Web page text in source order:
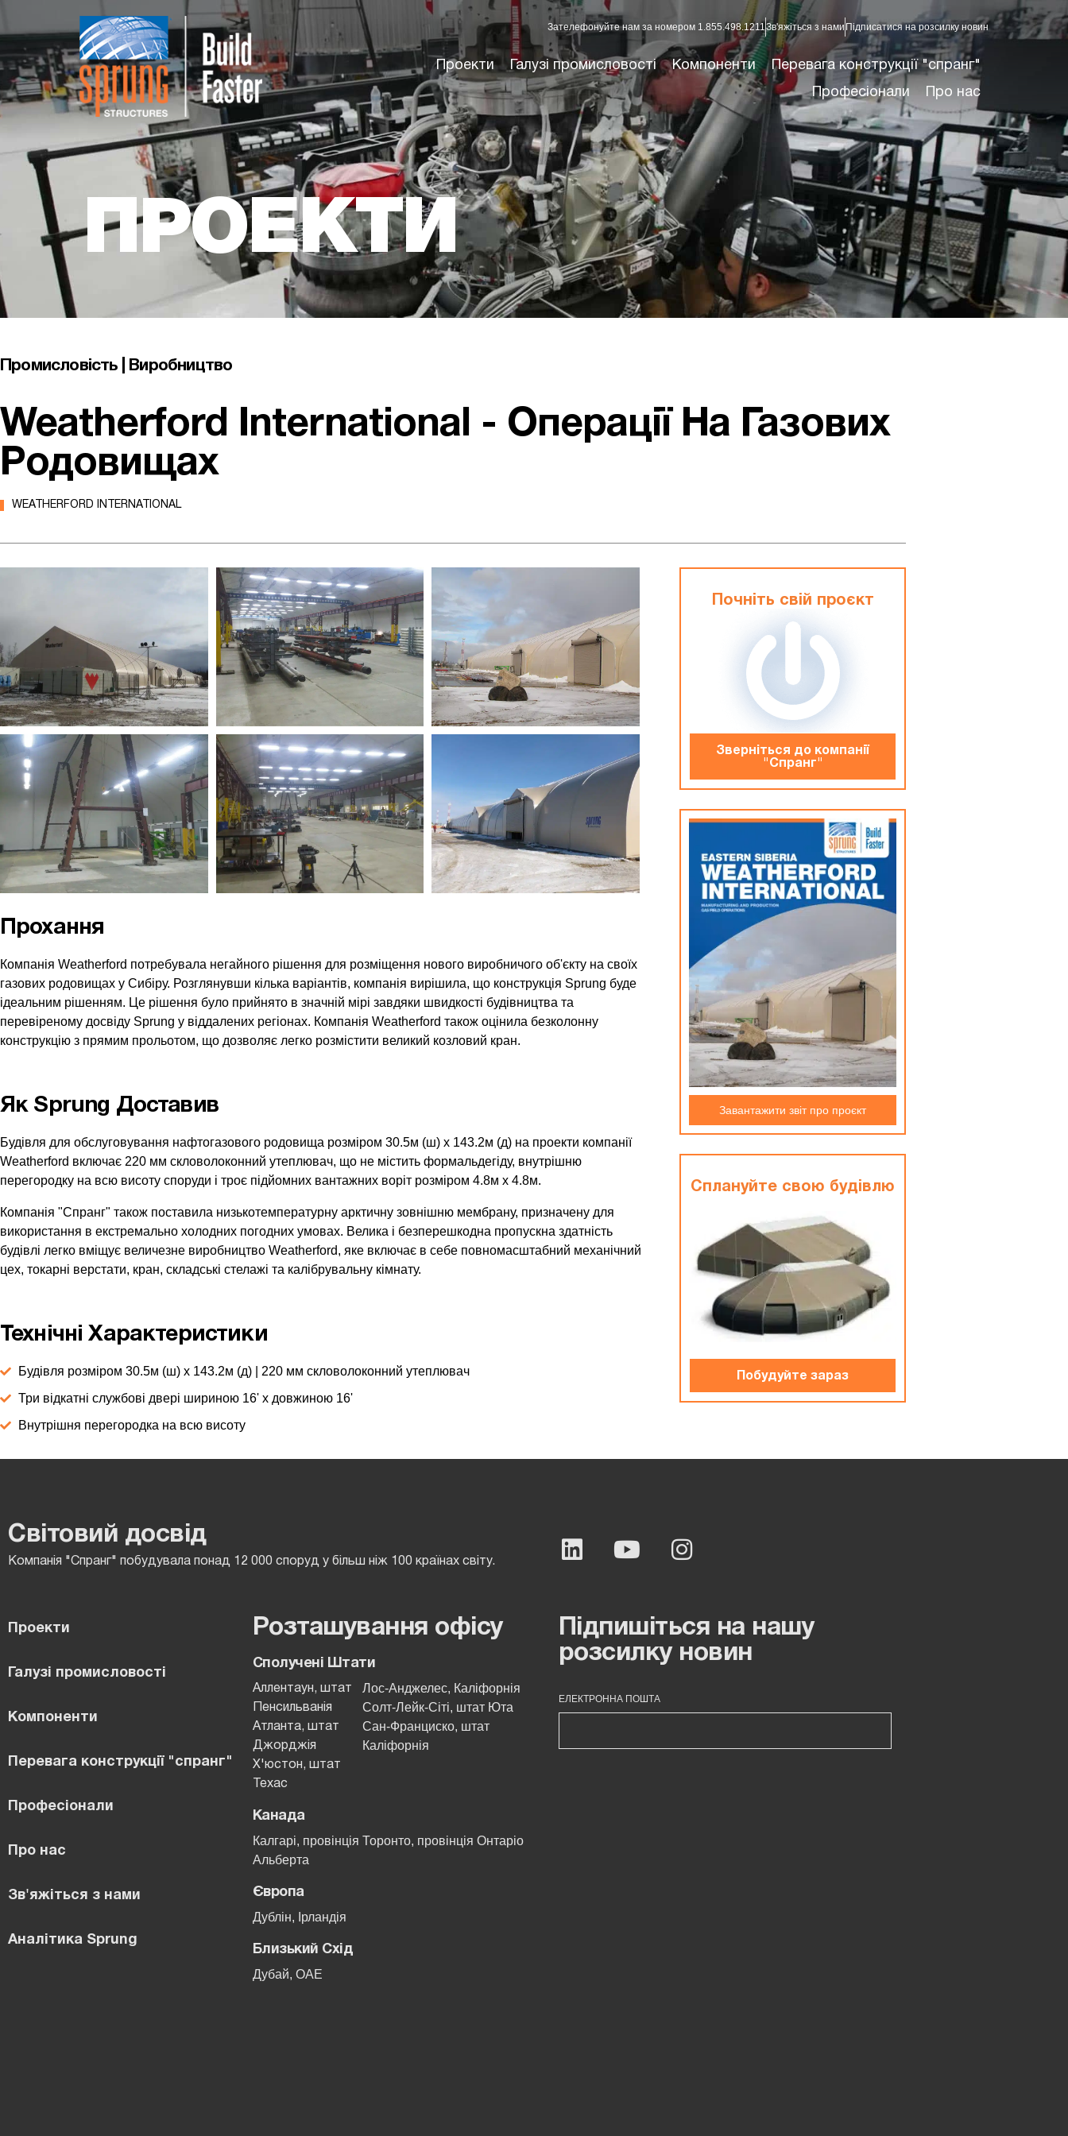
Зателефонуйте нам за номером 1.855.498.1211Зв'яжіться з нами Підписатися на розсилку новин
Проекти Галузі промисловості Компоненти
Перевага конструкції "спранг"
Професіонали
Про нас
ПРОЕКТИ
Промисловість | Виробництво
Weatherford International - Операції На Газових
Родовищах
WEATHERFORD INTERNATIONAL
Прохання
Компанія Weatherford потребувала негайного рішення для розміщення нового виробничого об'єкту на своїх
газових родовищах у Сибіру. Розглянувши кілька варіантів, компанія вирішила, що конструкція Sprung буде
ідеальним рішенням. Це рішення було прийнято в значній мірі завдяки швидкості будівництва та
перевіреному досвіду Sprung у віддалених регіонах. Компанія Weatherford також оцінила безколонну
конструкцію з прямим прольотом, що дозволяє легко розмістити великий козловий кран.
Як Sprung Доставив
Будівля для обслуговування нафтогазового родовища розмiром 30.5м (ш) x 143.2м (д) на проекти компанії
Weatherford включає 220 мм скловолоконний утеплювач, що не містить формальдегіду, внутрішню
перегородку на всю висоту споруди і троє підйомних вантажних воріт розміром 4.8м x 4.8м.
Компанія "Спранг" також поставила низькотемпературну арктичну зовнішню мембрану, призначену для
використання в екстремально холодних погодних умовах. Велика і безперешкодна пропускна здатність
будівлі легко вміщує величезне виробництво Weatherford, яке включає в себе повномасштабний механічний
цех, токарні верстати, кран, складські стелажі та калібрувальну кімнату.
Технічні Характеристики
Будiвля розмiром 30.5м (ш) x 143.2м (д) | 220 мм скловолоконний утеплювач
Три відкатні службові двері шириною 16' x довжиною 16'
Внутрішня перегородка на всю висоту
Почніть свій проєкт
Зверніться до компанiї
"Спранг"
Завантажити звіт про проєкт
Сплануйте свою будiвлю
Побудуйте зараз
Світовий досвід
Компанія "Спранг" побудувала понад 12 000 споруд у більш ніж 100 країнах світу.
Проекти
Галузі промисловості
Компоненти
Перевага конструкції "спранг"
Професіонали
Про нас
Зв'яжіться з нами
Аналітика Sprung
Розташування офісу
Сполучені Штати
Аллентаун, штат
Пенсильванія
Атланта, штат
Джорджія
Х'юстон, штат
Техас
Лос-Анджелес, Каліфорнія
Солт-Лейк-Сіті, штат Юта
Сан-Франциско, штат
Каліфорнія
Канада
Калгарі, провінція
Альберта
Торонто, провінція Онтаріо
Європа
Дублін, Ірландія
Близький Схід
Дубай, ОАЕ
Підпишіться на нашу
розсилку новин
ЕЛЕКТРОННА ПОШТА